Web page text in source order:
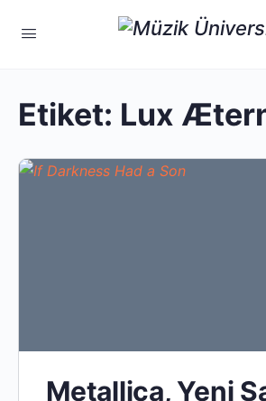
Etiket: Lux
Metallica, Yeni